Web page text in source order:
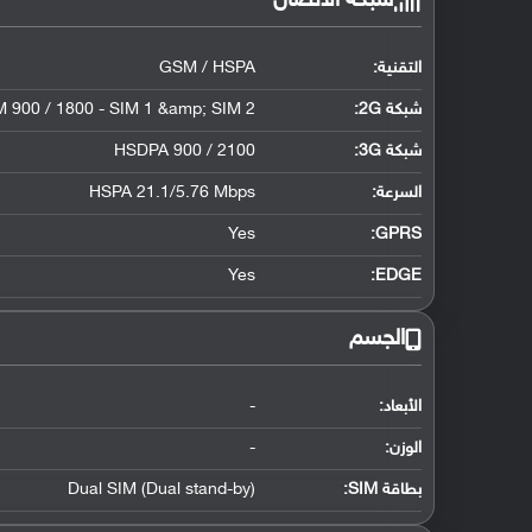
التقنية: GSM / HSPA
شبكة 2G: 900 / 1800 - SIM 1 &amp; SIM 2
شبكة 3G :
HSDPA 900 / 2100
السرعة: HSPA 21.1/5.76 Mbps
GPRS:
Yes
EDGE:
Yes
الجسم
الأبعاد: -
الوزن: -
بطاقة SIM: Dual SIM (Dual stand-by)